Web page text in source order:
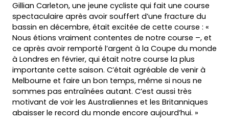
Gillian Carleton, une jeune cycliste qui fait une course
spectaculaire après avoir souffert d’une fracture du
bassin en décembre, était excitée de cette course : «
Nous étions vraiment contentes de notre course –, et
ce après avoir remporté l’argent à la Coupe du monde
à Londres en février, qui était notre course la plus
importante cette saison. C’était agréable de venir à
Melbourne et faire un bon temps, même si nous ne
sommes pas entraînées autant. C’est aussi très
motivant de voir les Australiennes et les Britanniques
abaisser le record du monde encore aujourd’hui. »